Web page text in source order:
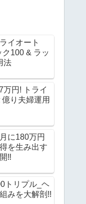
イオート
100 & ラッ
法
万円! トライ
り夫婦運用
に180万円
を生み出す
‼︎
トリプル_ヘ
みを大解剖!!